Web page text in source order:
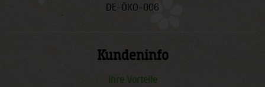
DE-ÖKO-006
Kundeninfo
Ihre Vorteile